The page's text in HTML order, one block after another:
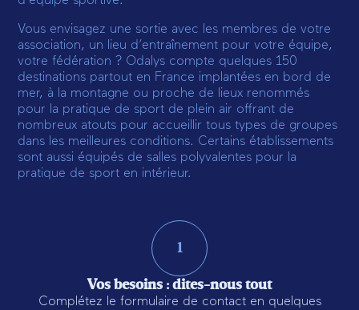
Vous envisagez une sortie avec les membres de votre
association, un lieu d’entraînement pour votre équipe,
votre fédération ? Odalys compte quelques 150
destinations partout en France implantées en bord de
mer, à la montagne ou proche de lieux renommés
pour la pratique de sport de plein air offrant de
nombreux atouts pour accueillir tous types de groupes
dans les meilleures conditions. Certains établissements
sont aussi équipés de salles polyvalentes pour la
pratique de sport en intérieur.
1
Vos besoins : dites-nous tout
Complétez le formulaire de contact en quelques